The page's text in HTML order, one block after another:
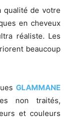
qualité de votre
en cheveux
réaliste. Les
beaucoup
GLAMMANE
non traités,
et couleurs